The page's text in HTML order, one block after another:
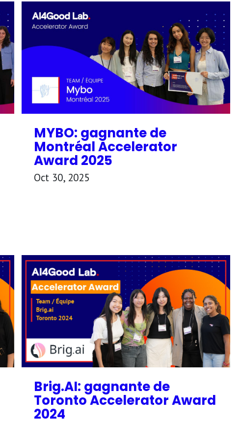
MYBO: gagnante de
Montréal Accelerator
Award 2025
Oct 30, 2025
Brig.AI: gagnante de
Toronto Accelerator Award
2024